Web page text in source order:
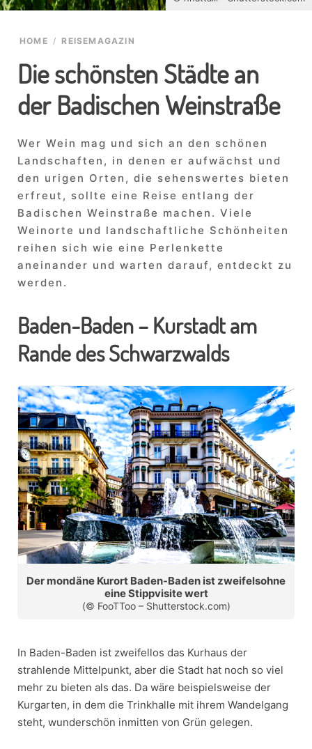
HOME / REISEMAGAZIN
Die schönsten Städte an
der Badischen Weinstraße
Wer Wein mag und sich an den schönen
Landschaften, in denen er aufwächst und
den urigen Orten, die sehenswertes bieten
erfreut, sollte eine Reise entlang der
Badischen Weinstraße machen. Viele
Weinorte und landschaftliche Schönheiten
reihen sich wie eine Perlenkette
aneinander und warten darauf, entdeckt zu
werden.
Baden-Baden – Kurstadt am
Rande des Schwarzwalds
Der mondäne Kurort Baden-Baden ist zweifelsohne
eine Stippvisite wert
(© FooTToo – Shutterstock.com)
In Baden-Baden ist zweifellos das Kurhaus der
strahlende Mittelpunkt, aber die Stadt hat noch so viel
mehr zu bieten als das. Da wäre beispielsweise der
Kurgarten, in dem die Trinkhalle mit ihrem Wandelgang
steht, wunderschön inmitten von Grün gelegen.